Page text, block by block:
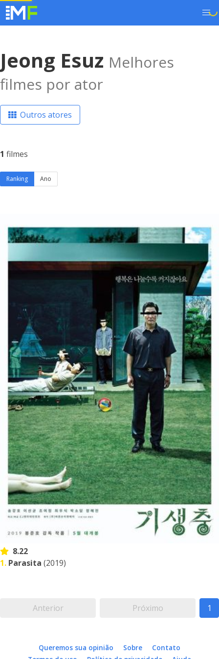
Jeong Esuz Melhores
filmes por ator
Outros atores
1 filmes
Ranking Ano
8.22
1. Parasita (2019)
Anterior Próximo 1
Queremos sua opinião Sobre
Contato